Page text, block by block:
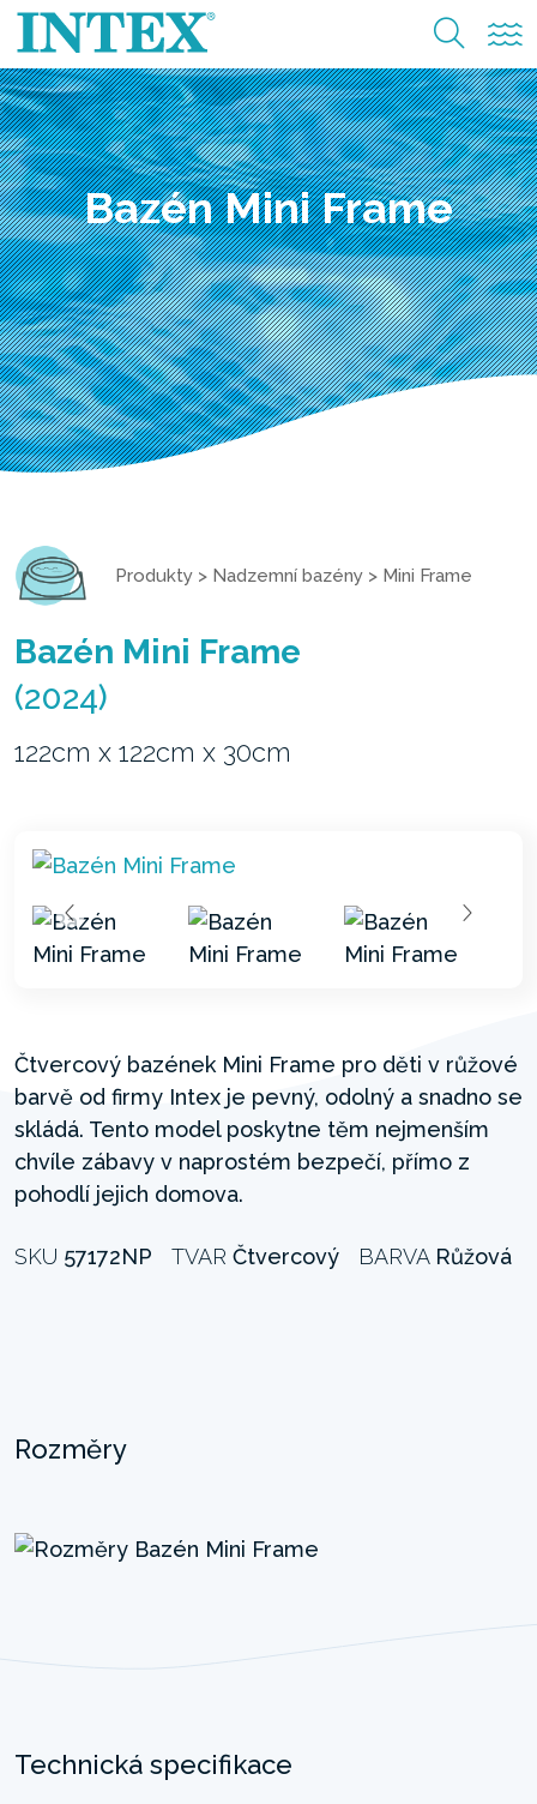
Bazén Mini Frame
Produkty > Nadzemní bazény > Mini Frame
Bazén Mini Frame
(2024)
122cm x 122cm x 30cm
Čtvercový bazének Mini Frame pro děti v růžové
barvě od firmy Intex je pevný, odolný a snadno se
skládá. Tento model poskytne těm nejmenším
chvíle zábavy v naprostém bezpečí, přímo z
pohodlí jejich domova.
SKU 57172NP TVAR Čtvercový BARVA Růžová
Rozměry
Technická specifikace